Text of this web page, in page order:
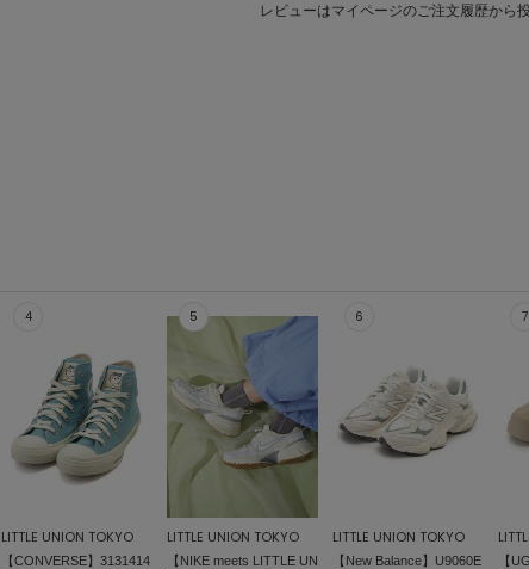
レビューはマイページのご注文履歴から
LITTLE UNION TOKYO
【CONVERSE】3131414
LITTLE UNION TOKYO
【NIKE meets LITTLE UN
LITTLE UNION TOKYO
【New Balance】U9060E
【